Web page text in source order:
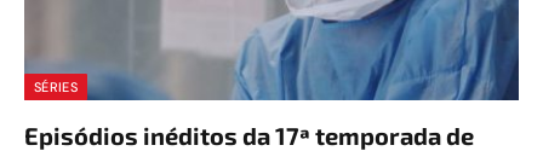
SÉRIES
Episódios inéditos da 17ª temporada de